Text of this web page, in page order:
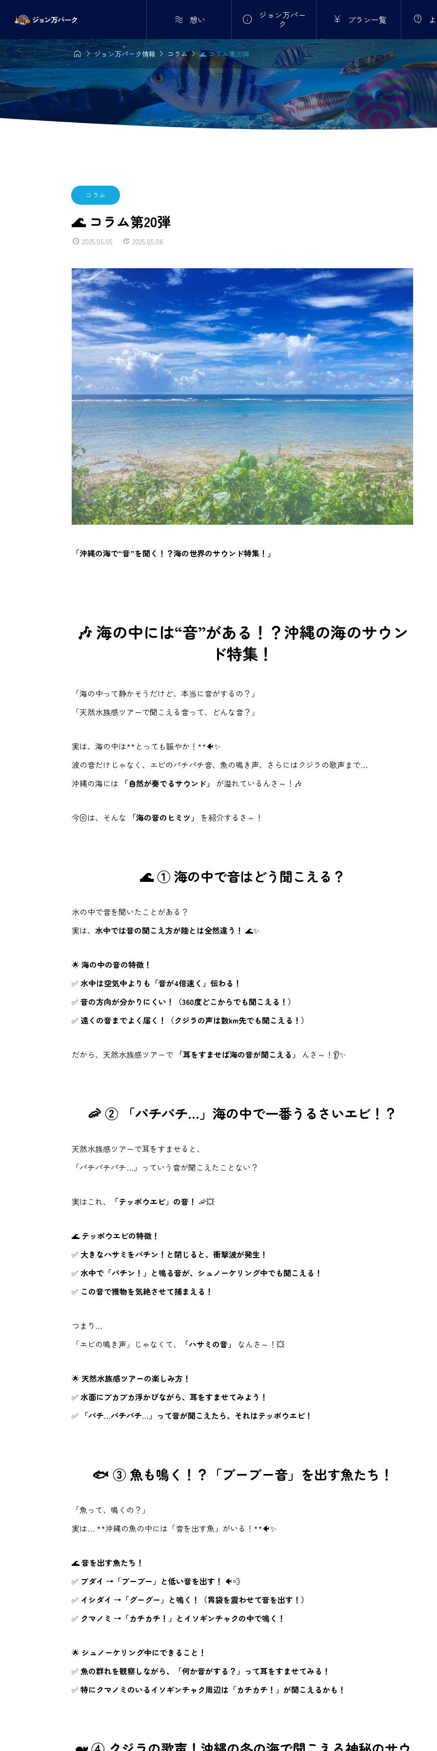
 想い  ジョン万パー
ク  プラン一覧 
ジョン万パーク情報コラム🌊 コラム第20弾
コラム
🌊 コラム第20弾
2025.05.05 2025.05.06
「沖縄の海で“音”を聞く！？海の世界のサウンド特集！」
🎶 海の中には“音”がある！？沖縄の海のサウン
ド特集！
「海の中って静かそうだけど、本当に音がするの？」
「天然水族感ツアーで聞こえる音って、どんな音？」
実は、海の中は**とっても賑やか！**🐠✨
波の音だけじゃなく、エビのパチパチ音、魚の鳴き声、さらにはクジラの歌声まで…
沖縄の海には
「自然が奏でるサウンド」 が溢れているんさ～！🎶
今回は、そんな 「海の音のヒミツ」 を紹介するさ～！
🌊 ① 海の中で音はどう聞こえる？
水の中で音を聞いたことがある？
実は、 水中では音の聞こえ方が陸とは全然違う！ 🌊✨
🌟 海の中の音の特徴！
✅ 水中は空気中よりも「音が4倍速く」伝わる！
✅ 音の方向が分かりにくい！（360度どこからでも聞こえる！）
✅ 遠くの音までよく届く！（クジラの声は数km先でも聞こえる！）
だから、天然水族感ツアーで 「耳をすませば海の音が聞こえる」 んさ～！👂✨
🦐 ② 「パチパチ…」海の中で一番うるさいエビ！？
天然水族感ツアーで耳をすませると、
「パチパチパチ…」っていう音が聞こえたことない？
実はこれ、 「テッポウエビ」の音！ 🦐💥
🌊 テッポウエビの特徴！
✅ 大きなハサミをバチン！と閉じると、衝撃波が発生！
✅ 水中で「パチン！」と鳴る音が、シュノーケリング中でも聞こえる！
✅ この音で獲物を気絶させて捕まえる！
つまり…
「エビの鳴き声」じゃなくて、
「ハサミの音」 なんさ～！💥
🌟 天然水族感ツアーの楽しみ方！
✅ 水面にプカプカ浮かびながら、耳をすませてみよう！
✅
「パチ…パチパチ…」って音が聞こえたら、それはテッポウエビ！
🐟 ③ 魚も鳴く！？「ブーブー音」を出す魚たち！
「魚って、鳴くの？」
実は… **沖縄の魚の中には「音を出す魚」がいる！**🐠✨
🌊音を出す魚たち！
✅ ブダイ →「ブーブー」と低い音を出す！ 🐠💨
✅ イシダイ →「グーグー」と鳴く！（胃袋を震わせて音を出す！）
✅ クマノミ →「カチカチ！」とイソギンチャクの中で鳴く！
🌟 シュノーケリング中にできること！
✅ 魚の群れを観察しながら、「何か音がする？」って耳をすませてみる！
✅ 特にクマノミのいるイソギンチャク周辺は「カチカチ！」が聞こえるかも！